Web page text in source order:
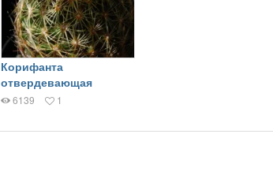
Корифанта
отвердевающая
6139 1